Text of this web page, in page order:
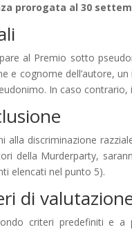
prorogata al 30
al Premio sotto
e cognome dell’autore,
In caso
alla discriminazione
della Murderparty,
elencati nel punto 5).
di
criteri predefiniti e